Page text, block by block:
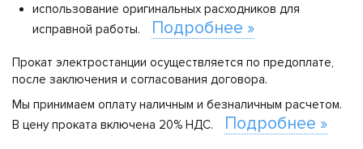
использование оригинальных расходников для
исправной работы.
Подробнее »
Прокат электростанции осуществляется по предоплате,
после заключения и согласования договора.
Мы принимаем оплату наличным и безналичным расчетом.
В цену проката включена 20% НДС.
Подробнее »